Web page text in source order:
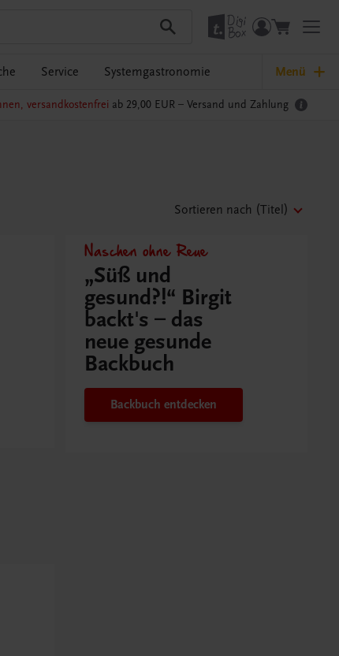
Service Systemgastronomie Menü
versandkostenfrei ab 29,00 EUR – Versand und Zahlung
Sortieren nach (Titel)
Naschen ohne Reue
„Süß und
gesund?!“ Birgit
backt's – das
neue gesunde
Backbuch
Backbuch entdecken